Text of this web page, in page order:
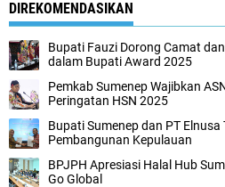
DIREKOMENDASIKAN
Bupati Fauzi Dorong Camat
dalam Bupati Award 2025
Pemkab Sumenep Wajibkan
Peringatan HSN 2025
Bupati Sumenep dan PT Elnusa
Pembangunan Kepulauan
BPJPH Apresiasi Halal Hub
Go Global